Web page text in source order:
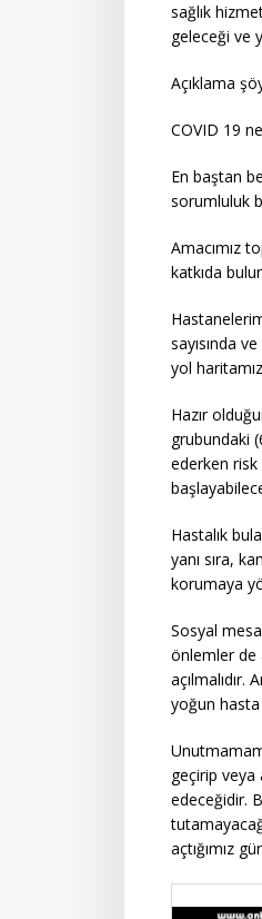
sağlık
geleceği ve
Açıklama
COVID 19
En baştan
sorumluluk
Amacımız
katkıda
sayısında
yol
Hazır
grubundaki
ederken
Hastalık
yanı sıra,
korumaya
Sosyal
önlemler de
yoğun
geçirip veya
edeceğidir.
açtığımız